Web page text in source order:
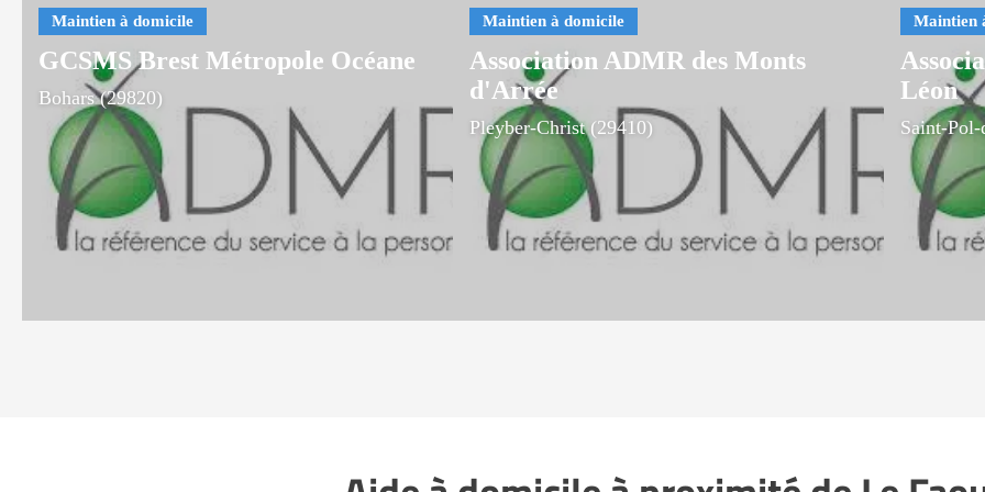
GCSMS Brest Métropole Océane
Bohars (29820)
Association ADMR des Monts
d'Arrée
Pleyber-Christ (29410)
Léon
Saint-